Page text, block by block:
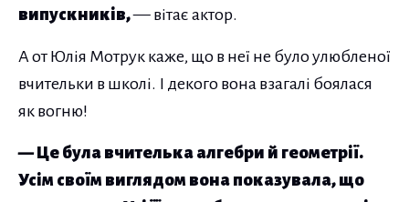
випускників,— вітає актор.
А от Юлія Мотрук каже, що в неї не було улюбленої
вчительки в школі. І декого вона взагалі боялася
як вогню!
— Це була вчителька алгебри й геометрії.
Усім своїм виглядом вона показувала, що